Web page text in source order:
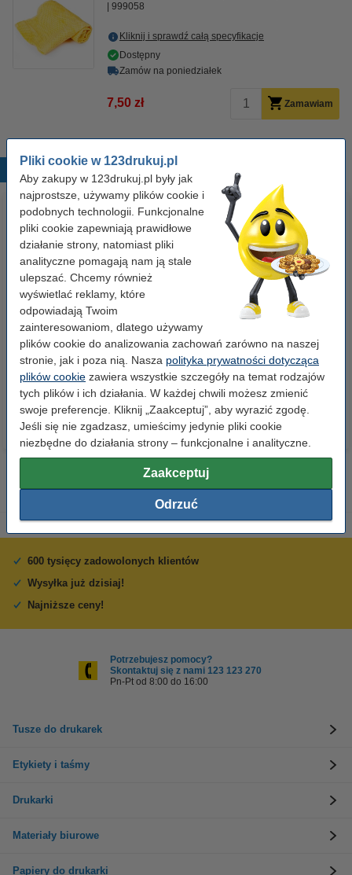
Pliki cookie w 123drukuj.pl
Aby zakupy w 123drukuj.pl były jak
najprostsze, używamy plików cookie i
podobnych technologii. Funkcjonalne
pliki cookie zapewniają prawidłowe
działanie strony, natomiast pliki
analityczne pomagają nam ją stale
ulepszać. Chcemy również
wyświetlać reklamy, które
odpowiadają Twoim
zainteresowaniom, dlatego używamy
plików cookie do analizowania zachowań zarówno na naszej
stronie, jak i poza nią. Nasza polityka prywatności dotycząca
plików cookie zawiera wszystkie szczegóły na temat rodzajów
tych plików i ich działania. W każdej chwili możesz zmienić
swoje preferencje. Kliknij „Zaakceptuj”, aby wyrazić zgodę.
Jeśli się nie zgadzasz, umieścimy jedynie pliki cookie
niezbędne do działania strony – funkcjonalne i analityczne.
Zaakceptuj
Odrzuć
999058
Kliknij i sprawdź całą specyfikacje
Dostępny
Zamów na poniedziałek
7,50 zł Zamawiam
Popularne produkty
Papier ksero A4 80 g/m2 (500
szt.), 123drukuj
23,00 zł z VAT
Papier ksero A4 80 g/m2 (2500
110,00 zł z VAT
600 tysięcy zadowolonych klientów
Wysyłka już dzisiaj!
Najniższe ceny!
Potrzebujesz pomocy?
Skontaktuj się z nami 123 123 270
Pn-Pt od 8:00 do 16:00
Tusze do drukarek
Etykiety i taśmy
Drukarki
Materiały biurowe
Papiery do drukarki